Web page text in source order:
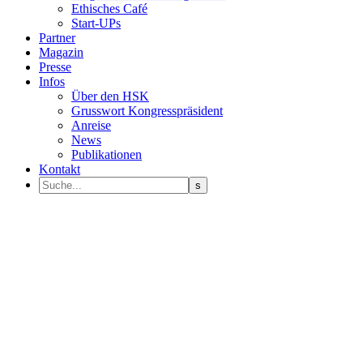
Ethisches Café
Start-UPs
Partner
Magazin
Presse
Infos
Über den HSK
Grusswort Kongresspräsident
Anreise
News
Publikationen
Kontakt